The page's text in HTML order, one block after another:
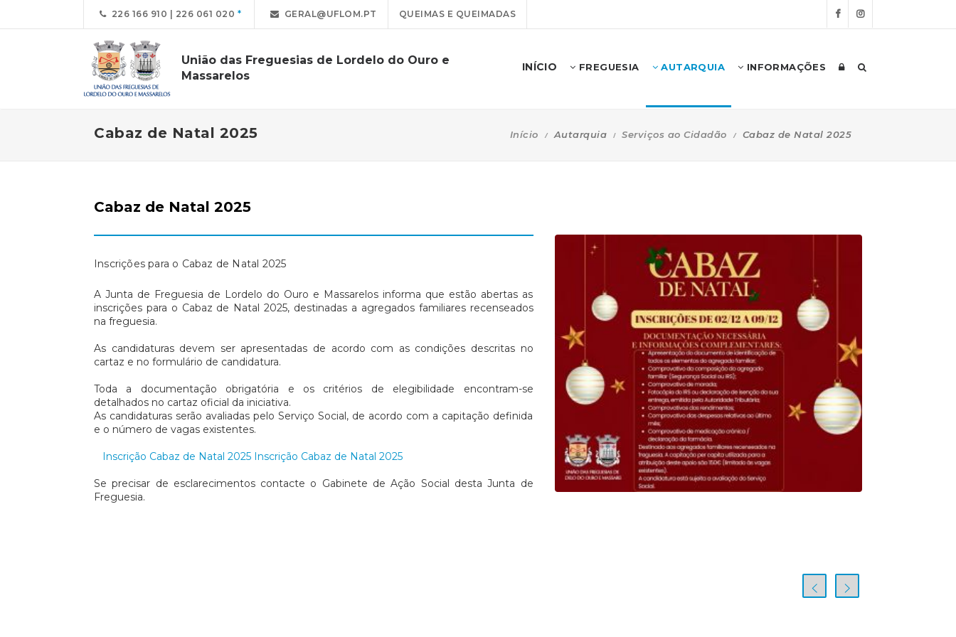
226 166 910 | 226 061 020 GERAL@UFLOM.PT QUEIMAS E QUEIMADAS
União das Freguesias de Lordelo do Ouro e
Massarelos
INÍCIO FREGUESIA AUTARQUIA INFORMAÇÕES
Cabaz de Natal 2025 Início Autarquia Serviços ao Cidadão Cabaz de Natal 2025
Cabaz de Natal 2025
Inscrições para o Cabaz de Natal 2025
A Junta de Freguesia de Lordelo do Ouro e Massarelos informa que estão abertas as
inscrições para o Cabaz de Natal 2025, destinadas a agregados familiares recenseados
na freguesia.
As candidaturas devem ser apresentadas de acordo com as condições descritas no
cartaz e no formulário de candidatura.
Toda a documentação obrigatória e os critérios de elegibilidade encontram-se
detalhados no cartaz oficial da iniciativa.
As candidaturas serão avaliadas pelo Serviço Social, de acordo com a capitação definida
e o número de vagas existentes.
Inscrição Cabaz de Natal 2025 Inscrição Cabaz de Natal 2025
Se precisar de esclarecimentos contacte o Gabinete de Ação Social desta Junta de
Freguesia.